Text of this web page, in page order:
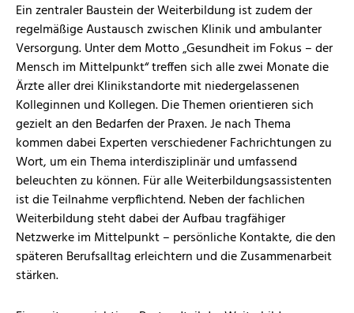
Ein zentraler Baustein der Weiterbildung ist zudem der
regelmäßige Austausch zwischen Klinik und ambulanter
Versorgung. Unter dem Motto „Gesundheit im Fokus – der
Mensch im Mittelpunkt“ treffen sich alle zwei Monate die
Ärzte aller drei Klinikstandorte mit niedergelassenen
Kolleginnen und Kollegen. Die Themen orientieren sich
gezielt an den Bedarfen der Praxen. Je nach Thema
kommen dabei Experten verschiedener Fachrichtungen zu
Wort, um ein Thema interdisziplinär und umfassend
beleuchten zu können. Für alle Weiterbildungsassistenten
ist die Teilnahme verpflichtend. Neben der fachlichen
Weiterbildung steht dabei der Aufbau tragfähiger
Netzwerke im Mittelpunkt – persönliche Kontakte, die den
späteren Berufsalltag erleichtern und die Zusammenarbeit
stärken.